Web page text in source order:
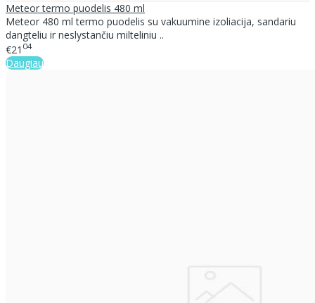
Meteor termo puodelis 480 ml
Meteor 480 ml termo puodelis su vakuumine izoliacija, sandariu
dangteliu ir neslystančiu milteliniu ..
€21 04
Daugiau